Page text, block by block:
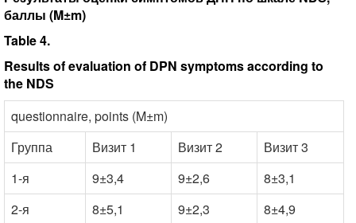
баллы (M±m)
Table 4.
Results of evaluation of DPN symptoms according to
the NDS
questionnaire, points (M±m)
Группа
Визит 1 Визит 2
Визит 3
1-я
9±3,4 9±2,6
8±3,1
2-я
8±5,1 9±2,3
8±4,9